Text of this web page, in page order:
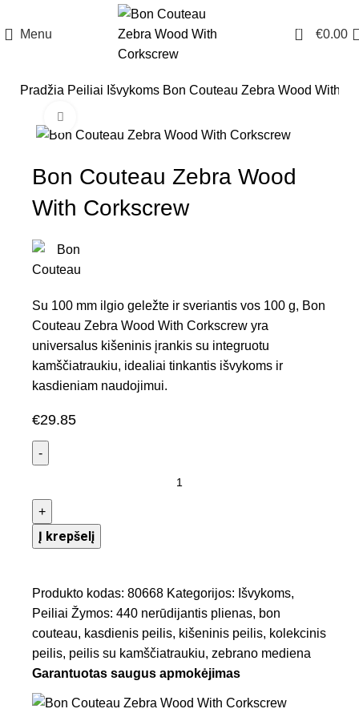
Menu 0 €0.00
Pradžia Peiliai Išvykoms Bon Couteau Zebra Wood With
Bon Couteau Zebra Wood
With Corkscrew
Su 100 mm ilgio geležte ir sveriantis vos 100 g, Bon
Couteau Zebra Wood With Corkscrew yra
universalus kišeninis įrankis su integruotu
kamščiatraukiu, idealiai tinkantis išvykoms ir
kasdieniam naudojimui.
€29.85
Į krepšelį
Produkto kodas: 80668 Kategorijos: Išvykoms,
Peiliai Žymos: 440 nerūdijantis plienas, bon
couteau, kasdienis peilis, kišeninis peilis, kolekcinis
peilis, peilis su kamščiatraukiu, zebrano mediena
Garantuotas saugus apmokėjimas